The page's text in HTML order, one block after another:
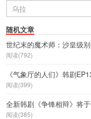
随机文章
世纪末的魔术师：沙皇级
阅读(792)
《气象厅的人们》韩剧
阅读(399)
全新韩剧《争锋相辩》将
阅读(385)